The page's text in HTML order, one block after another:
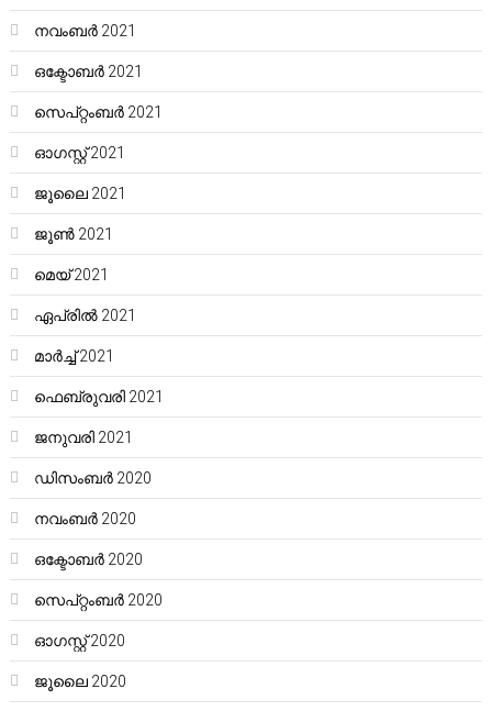
നവംബർ 2021
ഒക്ടോബർ 2021
സെപ്റ്റംബർ 2021
ഓഗസ്റ്റ്‌ 2021
ജൂലൈ 2021
ജൂൺ 2021
മെയ്‌ 2021
ഏപ്രിൽ 2021
മാർച്ച്‌ 2021
ഫെബ്രുവരി 2021
ജനുവരി 2021
ഡിസംബർ 2020
നവംബർ 2020
ഒക്ടോബർ 2020
സെപ്റ്റംബർ 2020
ഓഗസ്റ്റ്‌ 2020
ജൂലൈ 2020